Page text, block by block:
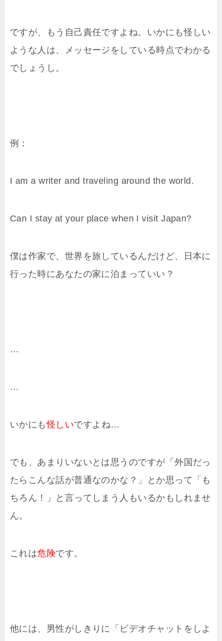
ですが、もう自己責任ですよね。いかにも怪しい
ような人は、メッセージをしている時点でわかる
でしょうし。
例：
I am a writer and traveling around the world.
Can I stay at your place when I visit Japan?
僕は作家で、世界を旅しているんだけど、日本に
行った時にあなたの家に泊まっていい？
…
…
いかにも怪しいですよね…
でも、あまりいないとは思うのですが「外国だっ
たらこんな話が普通なのかな？」とか思って「も
ちろん！」と言ってしまう人もいるかもしれませ
ん。
これは危険です。
他には、男性がしきりに「ビデオチャットをしよ